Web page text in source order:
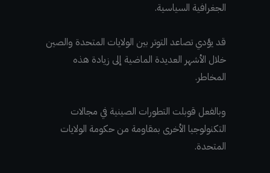
الجغرافية السياسية.
قد يؤدي تصاعد التوتر بين الولايات المتحدة والصين
خلال الأشهر العديدة الماضية إلى زيادة هذه
المخاطر.
وبالفعل قوبلت التطورات الصينية في مجالات
التكنولوجيا الأخرى بمقاومة من حكومة الولايات
المتحدة.